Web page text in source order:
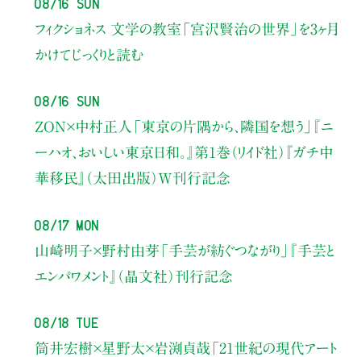
フィクショネス 文学の教室 「宮沢賢治の世界」を3ヶ月
かけてじっくりと読む
08/16 Sun
ZON×中村正人 「東京の片隅から、隣国を想う」
『ニ
ーハオ、おいしい東京日和。』第1巻（リイド社） 『ガチ中
華移民』（太田出版）W刊行記念
08/17 Mon
山崎明子×野村由芽 「手芸が紡ぐつながり」
『手芸と
エンパワメント』（晶文社）刊行記念
08/18 Tue
筒井宏樹×星野太×岩渕貞哉 「21世紀の現代アート